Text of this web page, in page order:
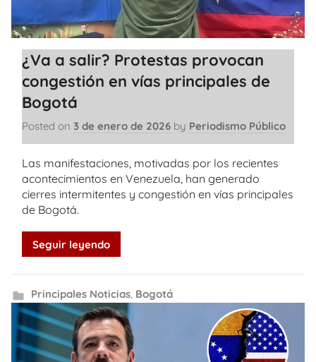
¿Va a salir? Protestas provocan
congestión en vías principales de
Bogotá
Posted on 3 de enero de 2026 by Periodismo Público
Las manifestaciones, motivadas por los recientes
acontecimientos en Venezuela, han generado
cierres intermitentes y congestión en vías principales
de Bogotá.
Seguir leyendo
Principales Noticias, Bogotá